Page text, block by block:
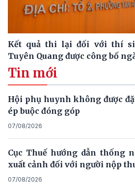
Kết quả thi lại đối với thí
Tuyên Quang được công bố
Tin mới
Hội phụ huynh không được
ép buộc đóng góp
07/08/2026
Cục Thuế hướng dẫn thống
xuất cảnh đối với người nộp
07/08/2026